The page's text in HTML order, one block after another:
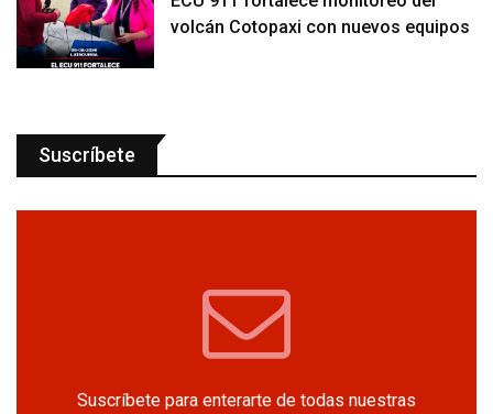
volcán Cotopaxi con nuevos equipos
Suscríbete
Suscríbete para enterarte de todas nuestras